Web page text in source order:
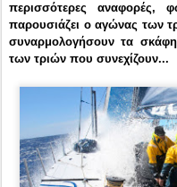
περισσότερες αναφορές,
παρουσιάζει ο αγώνας των
συναρμολογήσουν τα
των τριών που συνεχίζουν...